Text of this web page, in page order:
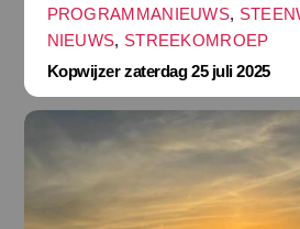
PROGRAMMANIEUWS,
NIEUWS, STREEKOMROEP
Kopwijzer zaterdag 25 juli 2025